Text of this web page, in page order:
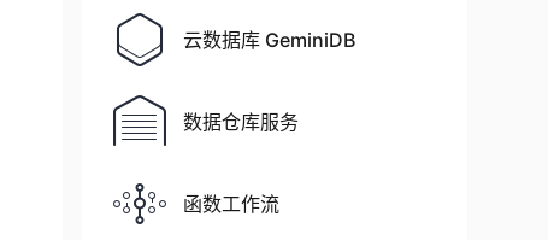
云数据库 GeminiDB
数据仓库服务
函数工作流